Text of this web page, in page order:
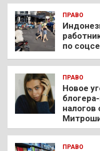
ПРАВО
по
ПРАВО
Новое
ПРАВО